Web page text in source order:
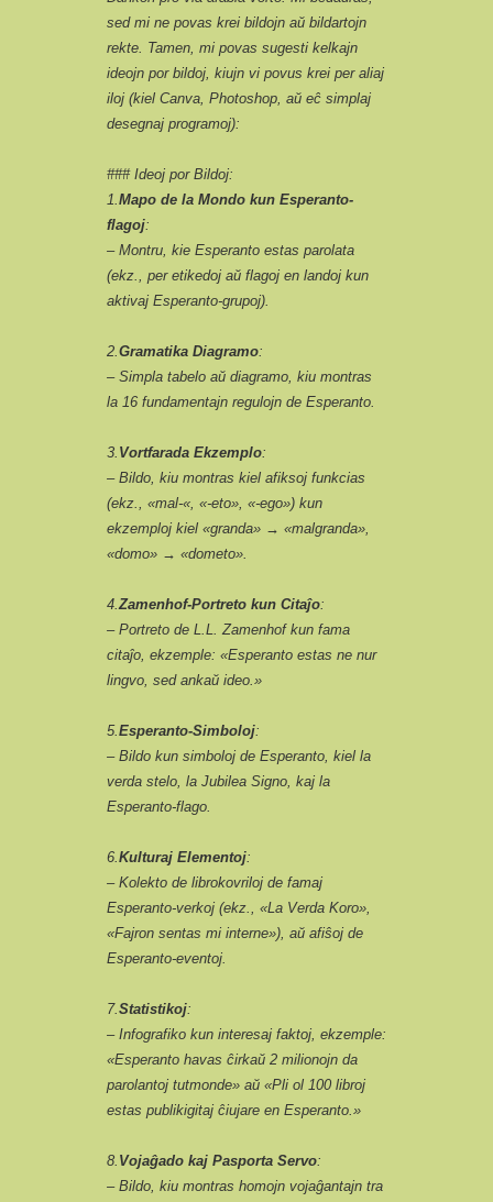
sed mi ne povas krei bildojn aŭ bildartojn
rekte. Tamen, mi povas sugesti kelkajn
ideojn por bildoj, kiujn vi povus krei per aliaj
iloj (kiel Canva, Photoshop, aŭ eĉ simplaj
desegnaj programoj):
### Ideoj por Bildoj:
1.Mapo de la Mondo kun Esperanto-
flagoj:
– Montru, kie Esperanto estas parolata
(ekz., per etikedoj aŭ flagoj en landoj kun
aktivaj Esperanto-grupoj).
2.Gramatika Diagramo:
– Simpla tabelo aŭ diagramo, kiu montras
la 16 fundamentajn regulojn de Esperanto.
3. Vortfarada Ekzemplo:
– Bildo, kiu montras kiel afiksoj funkcias
(ekz., «mal-«, «-eto», «-ego») kun
ekzemploj kiel «granda» → «malgranda»,
«domo» → «dometo».
4.Zamenhof-Portreto kun Citaĵo:
– Portreto de L.L. Zamenhof kun fama
citaĵo, ekzemple: «Esperanto estas ne nur
lingvo, sed ankaŭ ideo.»
5.Esperanto-Simboloj:
– Bildo kun simboloj de Esperanto, kiel la
verda stelo, la Jubilea Signo, kaj la
Esperanto-flago.
6.Kulturaj Elementoj:
– Kolekto de librokovriloj de famaj
Esperanto-verkoj (ekz., «La Verda Koro»,
«Fajron sentas mi interne»), aŭ afiŝoj de
Esperanto-eventoj.
7.Statistikoj:
– Infografiko kun interesaj faktoj, ekzemple:
«Esperanto havas ĉirkaŭ 2 milionojn da
parolantoj tutmonde» aŭ «Pli ol 100 libroj
estas publikigitaj ĉiujare en Esperanto.»
8. Vojaĝado kaj Pasporta Servo:
– Bildo, kiu montras homojn vojaĝantajn tra